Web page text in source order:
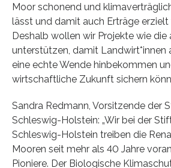
Moor schonend und
lässt und damit auch Erträge erzielt
Deshalb wollen wir Projekte wie die
unterstützen, damit Landwirt*innen
eine echte Wende hinbekommen
wirtschaftliche Zukunft sichern
Sandra Redmann, Vorsitzende der
Schleswig-Holstein: „Wir bei der
Schleswig-Holstein treiben die
Mooren seit mehr als 40 Jahre
Pioniere. Der Biologische